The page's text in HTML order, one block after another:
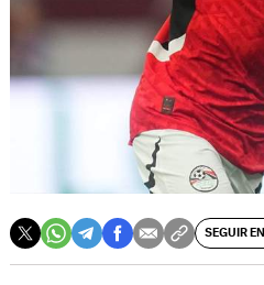
SEGUIR EN